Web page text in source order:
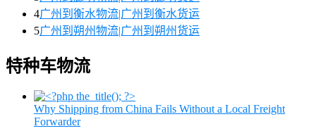
4广州到衡水物流|广州到衡水货运
5广州到朔州物流|广州到朔州货运
特种车物流
Why Shipping from China Fails Without a Local Freight
Forwarder